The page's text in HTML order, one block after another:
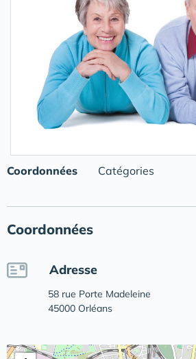
Coordonnées Catégories
Coordonnées
Adresse
58 rue Porte Madeleine
45000 Orléans